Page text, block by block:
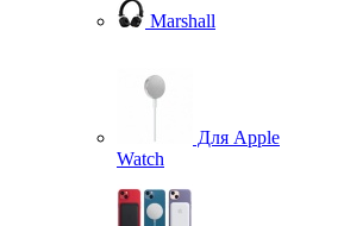
Marshall
Для Apple
Watch